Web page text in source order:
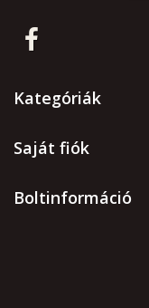
Kategóriák
Saját fiók
Boltinformáció